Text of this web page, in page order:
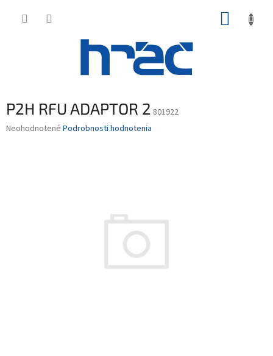
P2H RFU ADAPTOR 2 801922
Priemerné
Neohodnotené Podrobnosti hodnotenia